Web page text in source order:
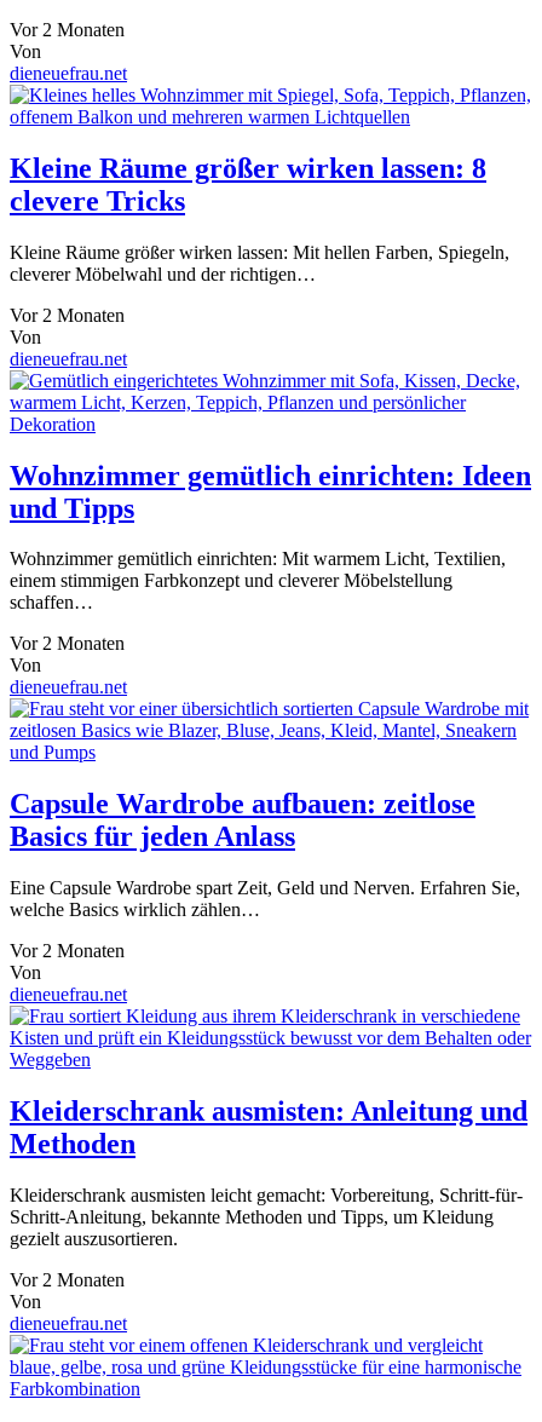
Vor 2 Monaten
Von
dieneuefrau.net
Kleine Räume größer wirken lassen: 8
clevere Tricks
Kleine Räume größer wirken lassen: Mit hellen Farben, Spiegeln,
cleverer Möbelwahl und der richtigen…
Vor 2 Monaten
Von
dieneuefrau.net
Wohnzimmer gemütlich einrichten: Ideen
und Tipps
Wohnzimmer gemütlich einrichten: Mit warmem Licht, Textilien,
einem stimmigen Farbkonzept und cleverer Möbelstellung
schaffen…
Vor 2 Monaten
Von
dieneuefrau.net
Capsule Wardrobe aufbauen: zeitlose
Basics für jeden Anlass
Eine Capsule Wardrobe spart Zeit, Geld und Nerven. Erfahren Sie,
welche Basics wirklich zählen…
Vor 2 Monaten
Von
dieneuefrau.net
Kleiderschrank ausmisten: Anleitung und
Methoden
Kleiderschrank ausmisten leicht gemacht: Vorbereitung, Schritt-für-
Schritt-Anleitung, bekannte Methoden und Tipps, um Kleidung
gezielt auszusortieren.
Vor 2 Monaten
Von
dieneuefrau.net